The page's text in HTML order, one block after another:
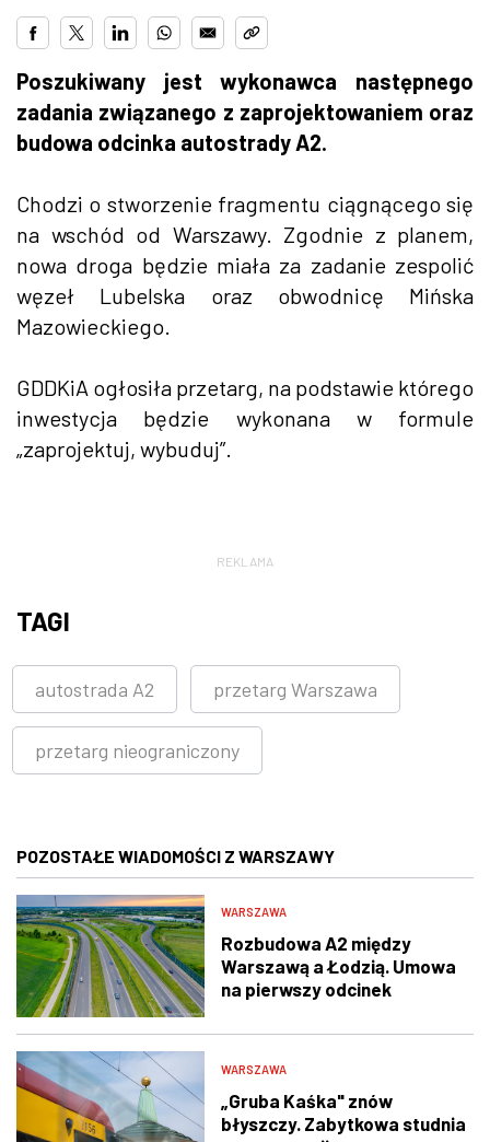
Poszukiwany jest wykonawca następnego
zadania związanego z zaprojektowaniem oraz
budowa odcinka autostrady A2.
Chodzi o stworzenie fragmentu ciągnącego się
na wschód od Warszawy. Zgodnie z planem,
nowa droga będzie miała za zadanie zespolić
węzeł Lubelska oraz obwodnicę Mińska
Mazowieckiego.
GDDKiA ogłosiła przetarg, na podstawie którego
inwestycja będzie wykonana w formule
„zaprojektuj, wybuduj”.
REKLAMA
TAGI
autostrada A2 przetarg Warszawa
przetarg nieograniczony
POZOSTAŁE WIADOMOŚCI Z WARSZAWY
WARSZAWA
Rozbudowa A2 między
Warszawą a Łodzią. Umowa
na pierwszy odcinek
WARSZAWA
„Gruba Kaśka" znów
błyszczy. Zabytkowa studnia